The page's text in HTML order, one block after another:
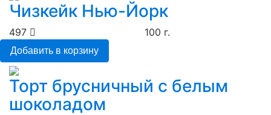
Чизкейк Нью-Йорк
497 100 г.
Добавить в корзину
Торт брусничный с белым
шоколадом